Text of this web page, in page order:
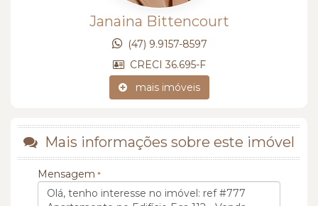
Janaina Bittencourt
(47) 9.9157-8597
CRECI 36.695-F
mais imóveis
Mais informações sobre este imóvel
Mensagem